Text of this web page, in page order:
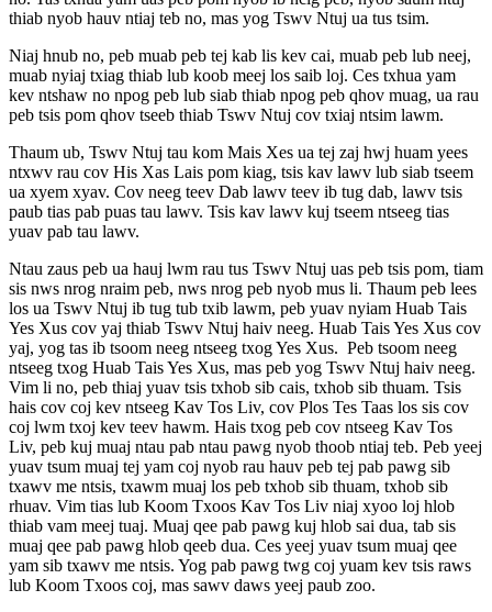
thiab nyob hauv ntiaj teb no, mas yog Tswv Ntuj ua tus tsim.
Niaj hnub no, peb muab peb tej kab lis kev cai, muab peb lub neej,
muab nyiaj txiag thiab lub koob meej los saib loj. Ces txhua yam
kev ntshaw no npog peb lub siab thiab npog peb qhov muag, ua rau
peb tsis pom qhov tseeb thiab Tswv Ntuj cov txiaj ntsim lawm.
Thaum ub, Tswv Ntuj tau kom Mais Xes ua tej zaj hwj huam yees
ntxwv rau cov His Xas Lais pom kiag, tsis kav lawv lub siab tseem
ua xyem xyav. Cov neeg teev Dab lawv teev ib tug dab, lawv tsis
paub tias pab puas tau lawv. Tsis kav lawv kuj tseem ntseeg tias
yuav pab tau lawv.
Ntau zaus peb ua hauj lwm rau tus Tswv Ntuj uas peb tsis pom, tiam
sis nws nrog nraim peb, nws nrog peb nyob mus li. Thaum peb lees
los ua Tswv Ntuj ib tug tub txib lawm, peb yuav nyiam Huab Tais
Yes Xus cov yaj thiab Tswv Ntuj haiv neeg. Huab Tais Yes Xus cov
yaj, yog tas ib tsoom neeg ntseeg txog Yes Xus. Peb tsoom neeg
ntseeg txog Huab Tais Yes Xus, mas peb yog Tswv Ntuj haiv neeg.
Vim li no, peb thiaj yuav tsis txhob sib cais, txhob sib thuam. Tsis
hais cov coj kev ntseeg Kav Tos Liv, cov Plos Tes Taas los sis cov
coj lwm txoj kev teev hawm. Hais txog peb cov ntseeg Kav Tos
Liv, peb kuj muaj ntau pab ntau pawg nyob thoob ntiaj teb. Peb yeej
yuav tsum muaj tej yam coj nyob rau hauv peb tej pab pawg sib
txawv me ntsis, txawm muaj los peb txhob sib thuam, txhob sib
rhuav. Vim tias lub Koom Txoos Kav Tos Liv niaj xyoo loj hlob
thiab vam meej tuaj. Muaj qee pab pawg kuj hlob sai dua, tab sis
muaj qee pab pawg hlob qeeb dua. Ces yeej yuav tsum muaj qee
yam sib txawv me ntsis. Yog pab pawg twg coj yuam kev tsis raws
lub Koom Txoos coj, mas sawv daws yeej paub zoo.